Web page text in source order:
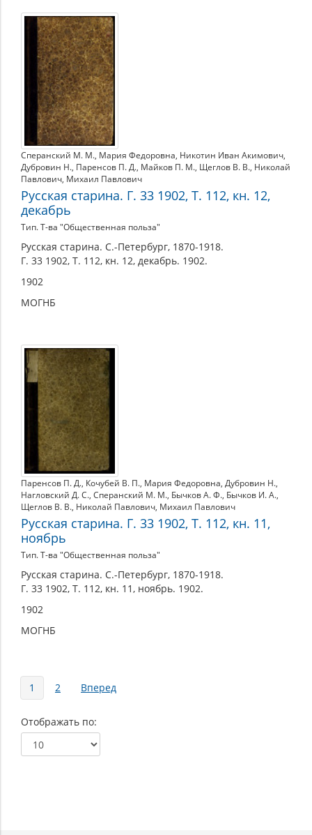
Сперанский М. М., Мария Федоровна, Никотин Иван Акимович,
Дубровин Н., Паренсов П. Д., Майков П. М., Щеглов В. В., Николай
Павлович, Михаил Павлович
Русская старина. Г. 33 1902, Т. 112, кн. 12,
декабрь
Тип. Т-ва "Общественная польза"
Русская старина. С.-Петербург, 1870-1918.
Г. 33 1902, Т. 112, кн. 12, декабрь. 1902.
1902
МОГНБ
Паренсов П. Д., Кочубей В. П., Мария Федоровна, Дубровин Н.,
Нагловский Д. С., Сперанский М. М., Бычков А. Ф., Бычков И. А.,
Щеглов В. В., Николай Павлович, Михаил Павлович
Русская старина. Г. 33 1902, Т. 112, кн. 11,
ноябрь
Тип. Т-ва "Общественная польза"
Русская старина. С.-Петербург, 1870-1918.
Г. 33 1902, Т. 112, кн. 11, ноябрь. 1902.
1902
МОГНБ
Страницы
1 2 Вперед
Отображать по